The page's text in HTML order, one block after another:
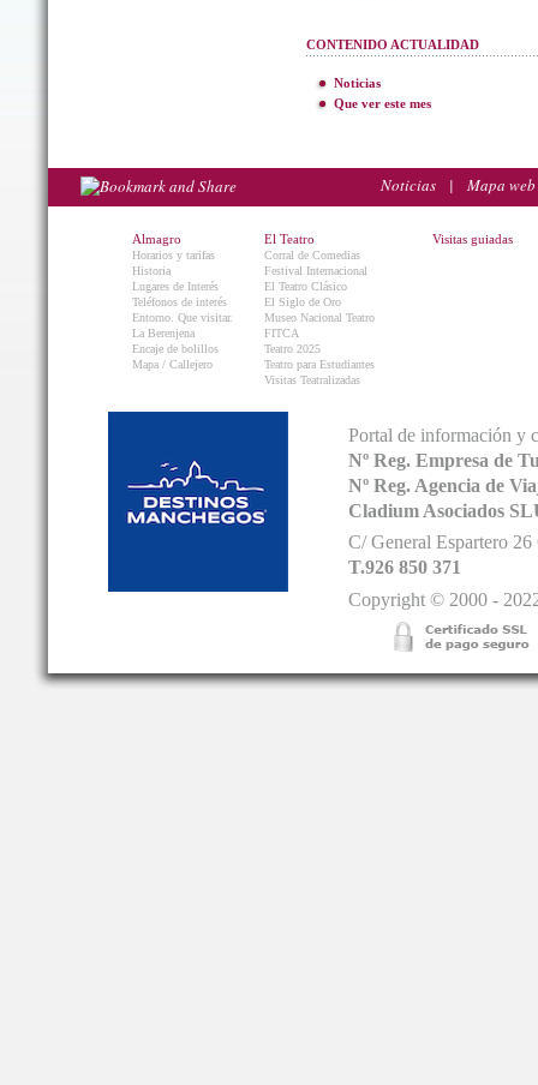
CONTENIDO ACTUALIDAD
Noticias
Que ver este mes
Noticias | Mapa web
Almagro
Horarios y tarifas
Historia
Lugares de Interés
Teléfonos de interés
Entorno. Que visitar.
La Berenjena
Encaje de bolillos
Mapa / Callejero
El Teatro
Corral de Comedias
Festival Internacional
El Teatro Clásico
El Siglo de Oro
Museo Nacional Teatro
FITCA
Teatro 2025
Teatro para Estudiantes
Visitas Teatralizadas
Visitas guiadas
Portal de información y
Nº Reg. Empresa de
Nº Reg. Agencia de
Cladium Asociados
C/ General Espartero
T.926 850 371
Copyright © 2000 -